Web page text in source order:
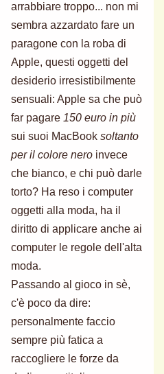
arrabbiare troppo... non mi
sembra azzardato fare un
paragone con la roba di
Apple, questi oggetti del
desiderio irresistibilmente
sensuali: Apple sa che può
far pagare 150 euro in più
sui suoi MacBook soltanto
per il colore nero invece
che bianco, e chi può darle
torto? Ha reso i computer
oggetti alla moda, ha il
diritto di applicare anche ai
computer le regole dell'alta
moda.
Passando al gioco in sè,
c'è poco da dire:
personalmente faccio
sempre più fatica a
raccogliere le forze da